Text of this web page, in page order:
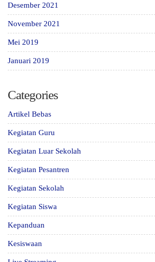
Desember 2021
November 2021
Mei 2019
Januari 2019
Categories
Artikel Bebas
Kegiatan Guru
Kegiatan Luar Sekolah
Kegiatan Pesantren
Kegiatan Sekolah
Kegiatan Siswa
Kepanduan
Kesiswaan